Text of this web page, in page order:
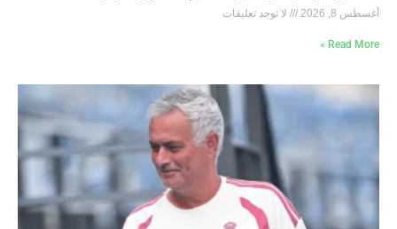
أغسطس 8, 2026 لا توجد تعليقات
Read More »